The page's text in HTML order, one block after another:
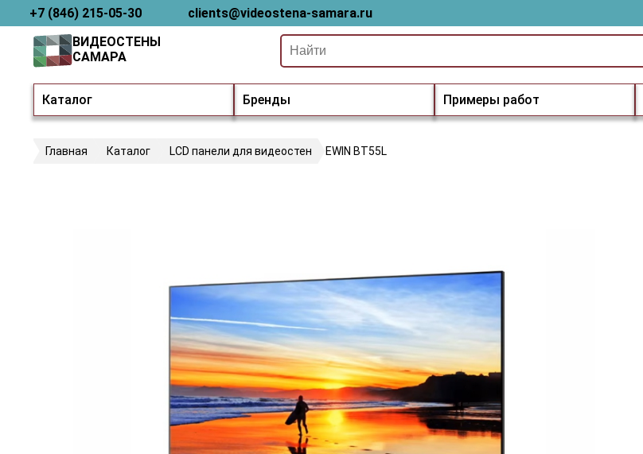
+7 (846) 215-05-30 clients@videostena-samara.ru
Каталог Бренды Примеры работ
ВИДЕОСТЕНЫ
САМАРА
Главная Каталог LCD панели для видеостен EWIN BT55L